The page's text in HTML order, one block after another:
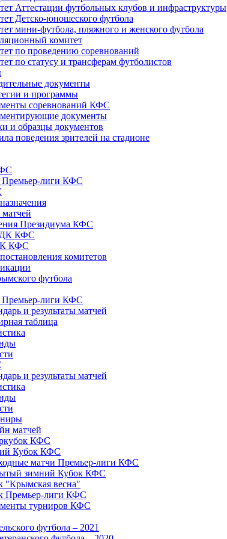
Аттестации футбольных клубов и инфраструктуры
Детско-юношеского футбола
мини-футбола, пляжного и женского футбола
комитет
по проведению соревнований
по статусу и трансферам футболистов
документы
и программы
соревнований КФС
документы
и образцы документов
поведения зрителей на стадионе
Премьер-лиги КФС
Президиума КФС
КФС
КФС
комитетов
футбола
Премьер-лиги КФС
и результаты матчей
таблица
и результаты матчей
матчей
КФС
Кубок КФС
матчи Премьер-лиги КФС
зимний Кубок КФС
"Крымская весна"
Премьер-лиги КФС
турниров КФС
футбола – 2021